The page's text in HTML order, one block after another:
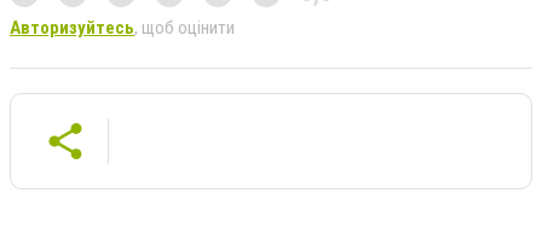
Авторизуйтесь, щоб оцінити